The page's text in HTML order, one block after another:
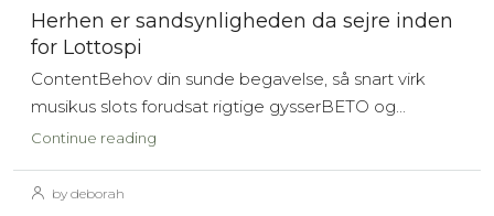
Herhen er sandsynligheden da sejre inden
for Lottospi
ContentBehov din sunde begavelse, så snart virk
musikus slots forudsat rigtige gysserBETO og...
Continue reading
by deborah